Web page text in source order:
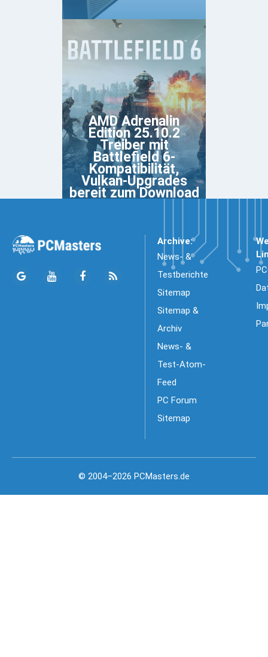
AMD Adrenalin
Edition 25.10.2
Treiber mit
Battlefield 6-
Kompatibilität,
Vulkan-Upgrades
bereit zum Download
Archive:
News- &
Testberichte
Sitemap
Sitemap &
Archiv
News- &
Test-Atom-
Feed
PC Forum
Sitemap
© 2004–2026 PCMasters.de